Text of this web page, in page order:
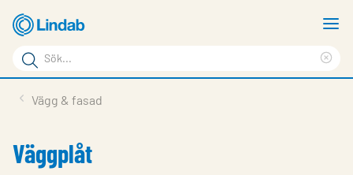
Hoppa
till
huvudinnehållet
Sökord
Sök
på
Service & Support
Vägg & fasad
Väggplåt